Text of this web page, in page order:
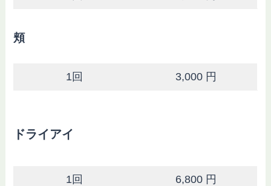
頬
1回 3,000 円
ドライアイ
1回 6,800 円